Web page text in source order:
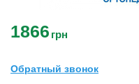
1866 грн
Обратный звонок